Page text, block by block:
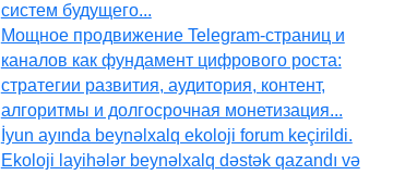
систем будущего...
Мощное продвижение Telegram-страниц и
каналов как фундамент цифрового роста:
стратегии развития, аудитория, контент,
алгоритмы и долгосрочная монетизация...
İyun ayında beynəlxalq ekoloji forum keçirildi.
Ekoloji layihələr beynəlxalq dəstək qazandı və